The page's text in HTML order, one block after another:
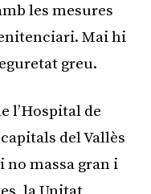
les mesures
Mai hi
greu.
l’Hospital de
del Vallès
massa gran i